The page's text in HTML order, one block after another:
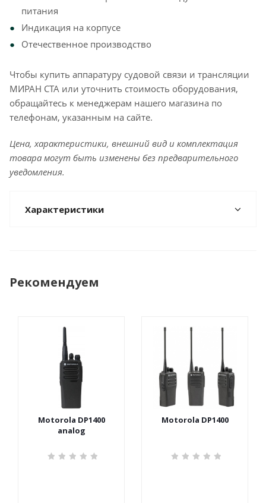
питания
Индикация на корпусе
Отечественное производство
Чтобы купить аппаратуру судовой связи и трансляции
МИРАН СТА или уточнить стоимость оборудования,
обращайтесь к менеджерам нашего магазина по
телефонам, указанным на сайте.
Цена, характеристики, внешний вид и комплектация
товара могут быть изменены без предварительного
уведомления.
Характеристики
Рекомендуем
Motorola DP1400
analog
Motorola DP1400